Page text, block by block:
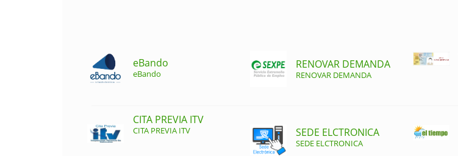
eBando
eBando
RENOVAR DEMANDA
RENOVAR DEMANDA
CITA PREVIA ITV
CITA PREVIA ITV SEDE ELCTRONICA
SEDE ELCTRONICA